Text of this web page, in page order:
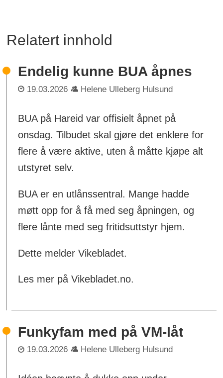
Relatert innhold
Endelig kunne BUA åpnes
19.03.2026 Helene Ulleberg Hulsund
BUA på Hareid var offisielt åpnet på
onsdag. Tilbudet skal gjøre det enklere for
flere å være aktive, uten å måtte kjøpe alt
utstyret selv.
BUA er en utlånssentral. Mange hadde
møtt opp for å få med seg åpningen, og
flere lånte med seg fritidsuttstyr hjem.
Dette melder Vikebladet.
Les mer på Vikebladet.no.
Funkyfam med på VM-låt
19.03.2026 Helene Ulleberg Hulsund